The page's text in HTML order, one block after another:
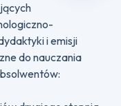
i emisji
do nauczania